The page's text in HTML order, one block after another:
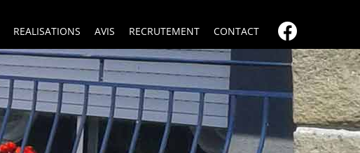
REALISATIONS AVIS RECRUTEMENT CONTACT